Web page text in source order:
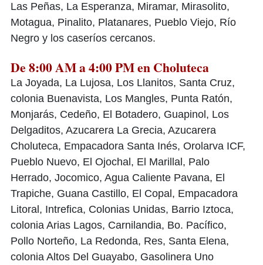
Las Peñas, La Esperanza, Miramar, Mirasolito,
Motagua, Pinalito, Platanares, Pueblo Viejo, Río
Negro y los caseríos cercanos.
De 8:00 AM a 4:00 PM en Choluteca
La Joyada, La Lujosa, Los Llanitos, Santa Cruz,
colonia Buenavista, Los Mangles, Punta Ratón,
Monjarás, Cedeño, El Botadero, Guapinol, Los
Delgaditos, Azucarera La Grecia, Azucarera
Choluteca, Empacadora Santa Inés, Orolarva ICF,
Pueblo Nuevo, El Ojochal, El Marillal, Palo
Herrado, Jocomico, Agua Caliente Pavana, El
Trapiche, Guana Castillo, El Copal, Empacadora
Litoral, Intrefica, Colonias Unidas, Barrio Iztoca,
colonia Arias Lagos, Carnilandia, Bo. Pacífico,
Pollo Norteño, La Redonda, Res, Santa Elena,
colonia Altos Del Guayabo, Gasolinera Uno